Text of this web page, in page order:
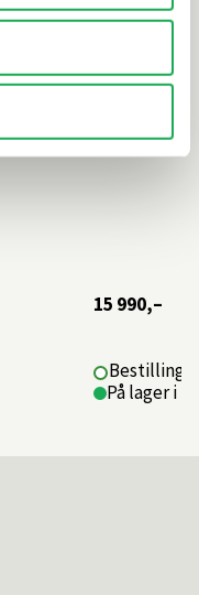
15 990,–
På lager i